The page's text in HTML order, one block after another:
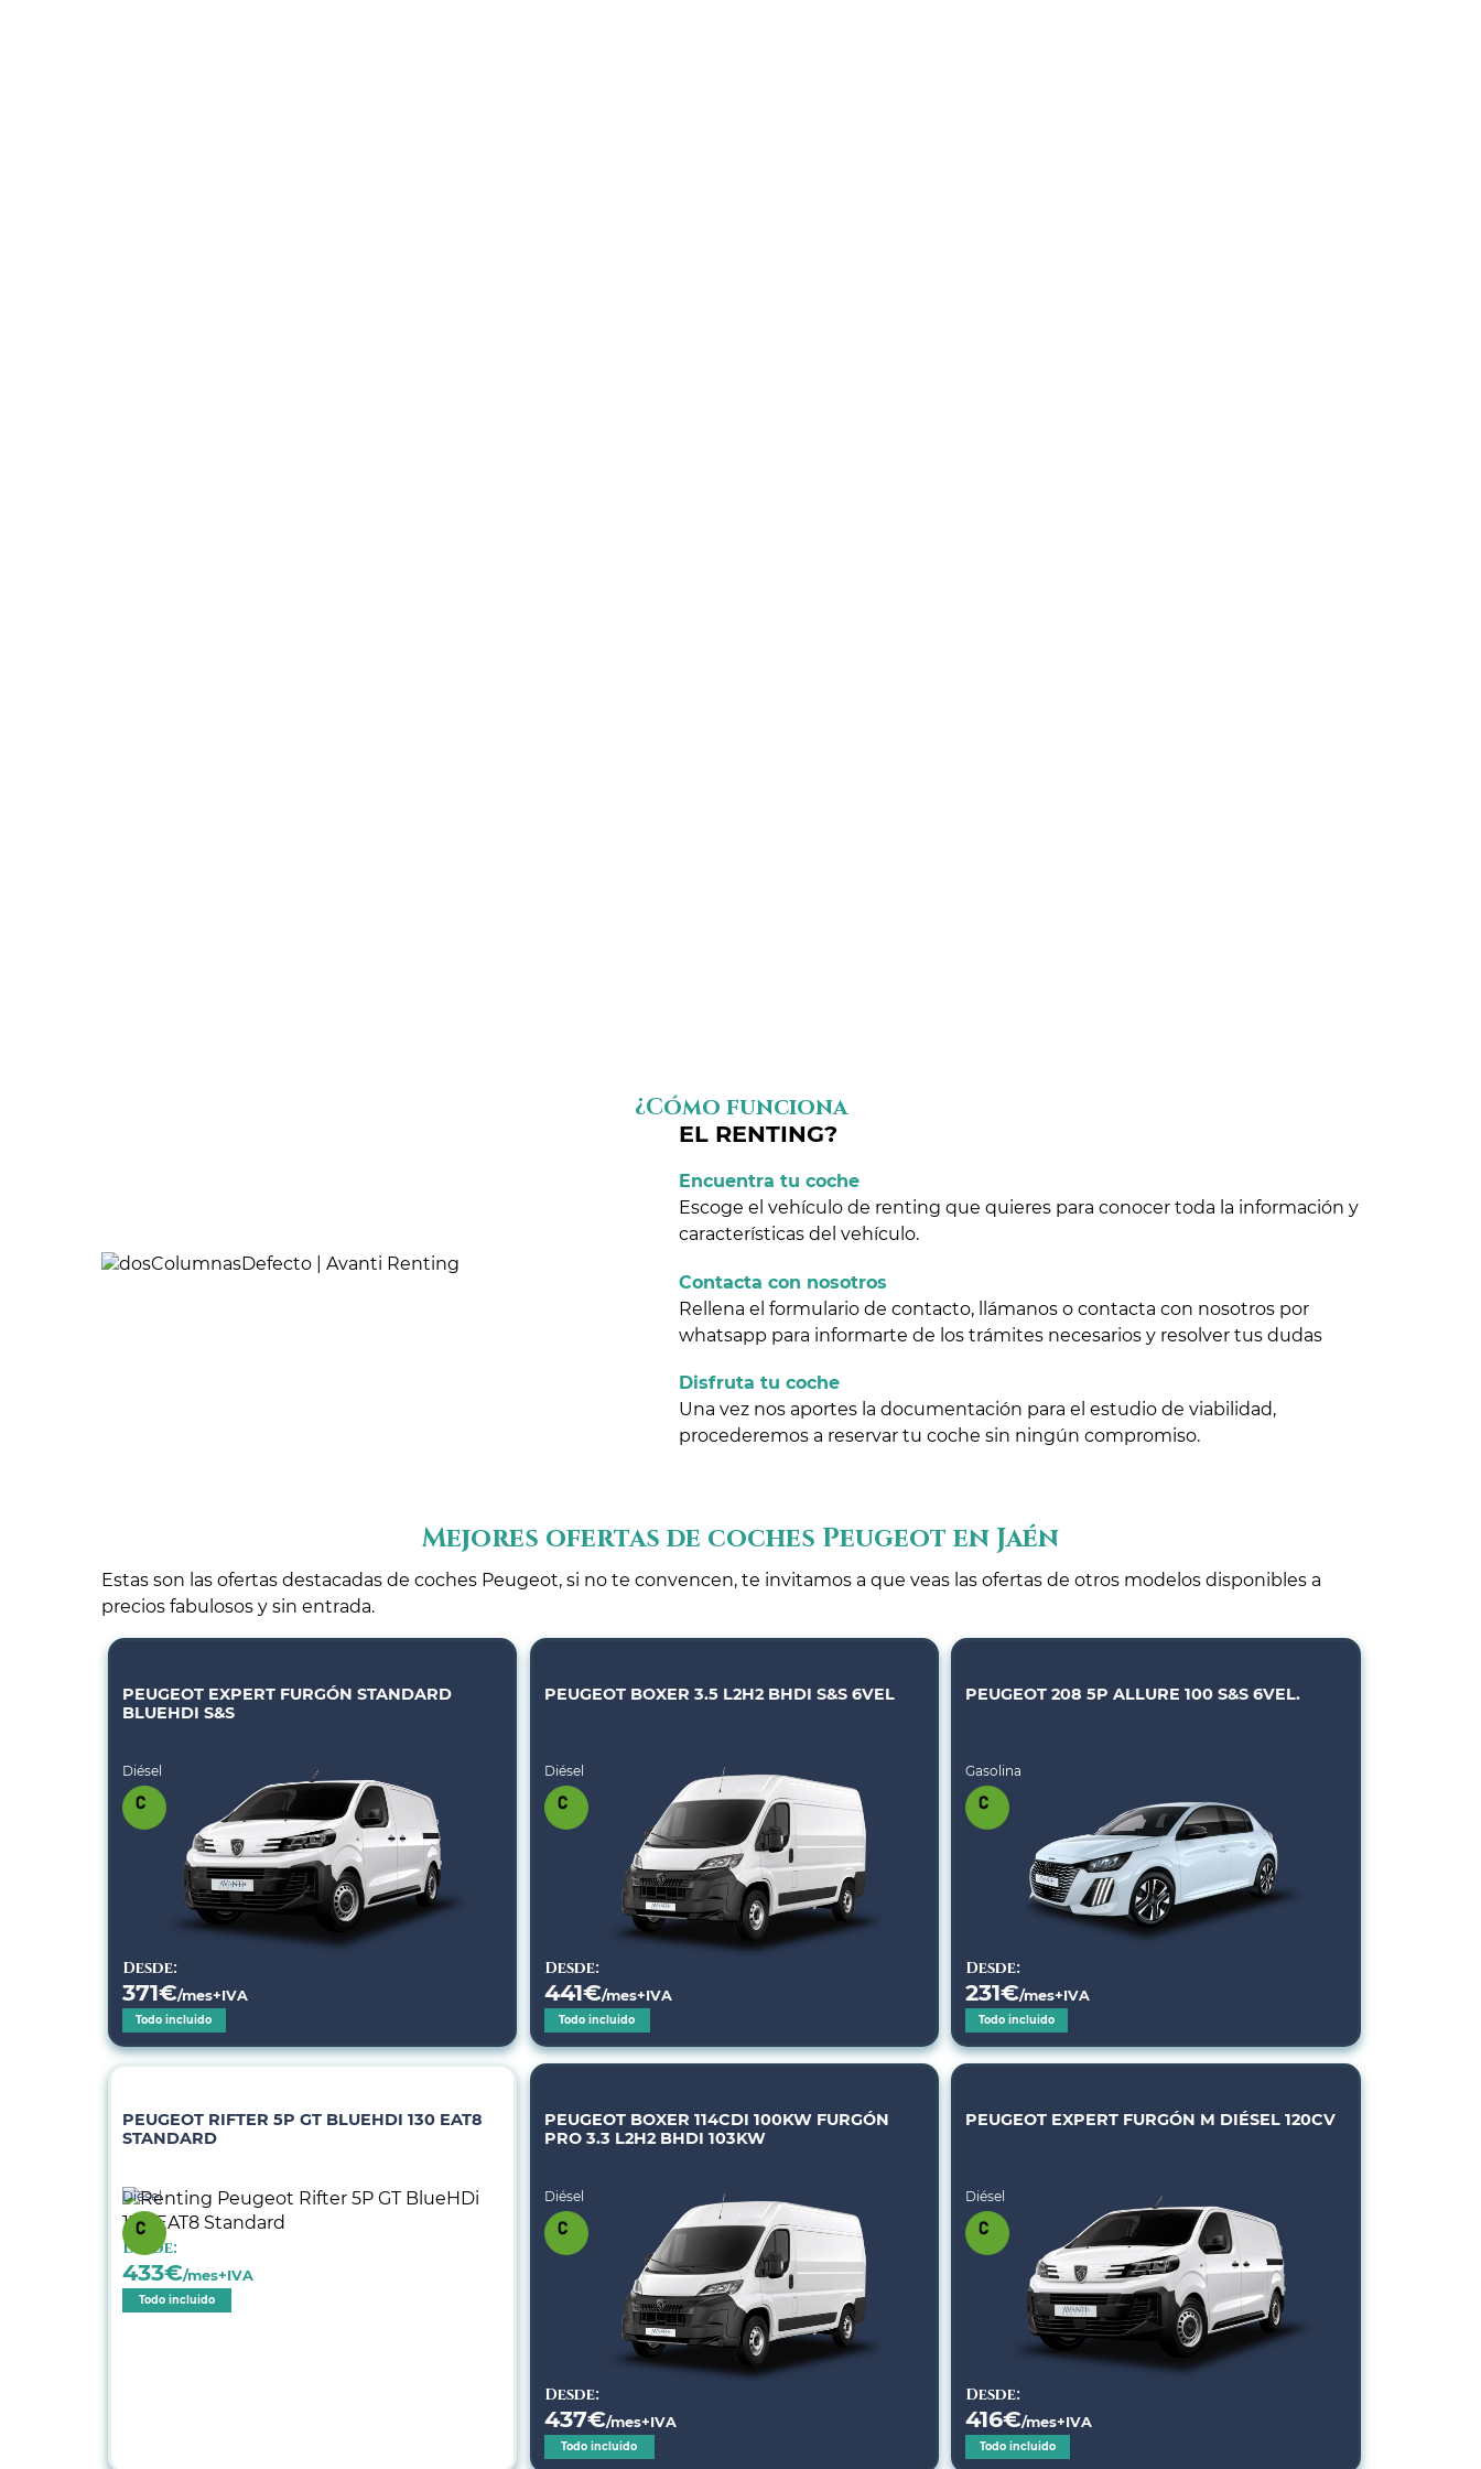
¿Cómo funciona
EL RENTING?
Encuentra tu coche
Escoge el vehículo de renting que quieres para conocer toda la información y
características del vehículo.
Contacta con nosotros
Rellena el formulario de contacto, llámanos o contacta con nosotros por
whatsapp para informarte de los trámites necesarios y resolver tus dudas
Disfruta tu coche
Una vez nos aportes la documentación para el estudio de viabilidad,
procederemos a reservar tu coche sin ningún compromiso.
Mejores ofertas de coches Peugeot en Jaén
Estas son las ofertas destacadas de coches Peugeot, si no te convencen, te invitamos a que veas las ofertas de otros modelos disponibles a
precios fabulosos y sin entrada.
PEUGEOT EXPERT FURGÓN STANDARD
BLUEHDI S&S
Diésel
Desde:
371€/mes+IVA
Todo incluido
PEUGEOT BOXER 3.5 L2H2 BHDI S&S 6VEL
Diésel
Desde:
441€/mes+IVA
Todo incluido
PEUGEOT 208 5P ALLURE 100 S&S 6VEL.
Gasolina
Desde:
231€/mes+IVA
Todo incluido
PEUGEOT RIFTER 5P GT BLUEHDI 130 EAT8
STANDARD
Diésel
Desde:
433€/mes+IVA
Todo incluido
PEUGEOT BOXER 114CDI 100KW FURGÓN
PRO 3.3 L2H2 BHDI 103KW
Diésel
Desde:
437€/mes+IVA
Todo incluido
PEUGEOT EXPERT FURGÓN M DIÉSEL 120CV
Diésel
Desde:
416€/mes+IVA
Todo incluido